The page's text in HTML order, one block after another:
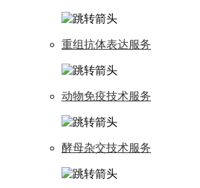
重组抗体表达服务
动物免疫技术服务
酵母杂交技术服务